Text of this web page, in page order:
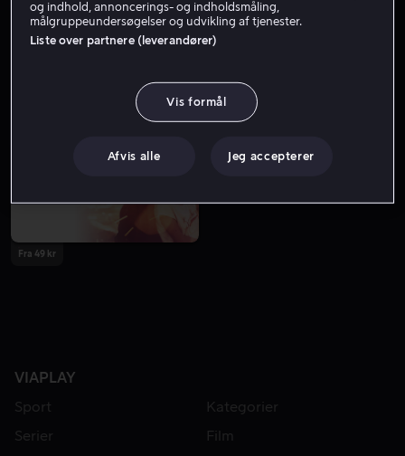
Fra 49 kr
VIAPLAY
Sport
Kategorier
Serier
Film
og indhold, annoncerings- og indholdsmåling,
målgruppeundersøgelser og udvikling af tjenester.
Liste over partnere (leverandører)
Vis formål
Afvis alle Jeg accepterer